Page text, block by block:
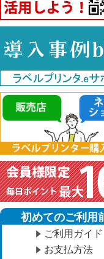
初めてのご利用
ご利用ガイド
お支払方法